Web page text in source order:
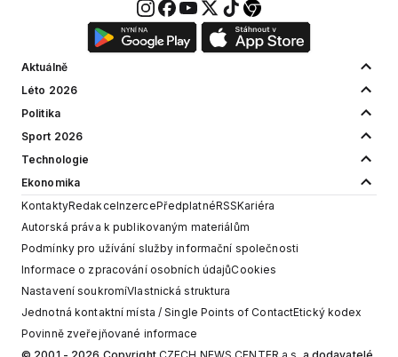
Aktuálně
Léto 2026
Politika
Sport 2026
Technologie
Ekonomika
KontaktyRedakceInzercePředplatnéRSSKariéra
Autorská práva k publikovaným materiálům
Podmínky pro užívání služby informační společnosti
Informace o zpracování osobních údajůCookies
Nastavení soukromíVlastnická struktura
Jednotná kontaktní místa / Single Points of ContactEtický kodex
Povinně zveřejňované informace